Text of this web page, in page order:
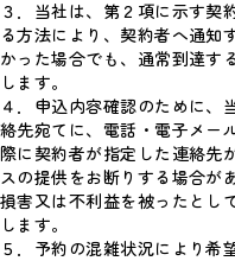
３．当社は、第２項に示す契
る方法により、契約者へ通知
かった場合でも、通常到達す
します。
４．申込内容確認のために、
絡先宛てに、電話・電子メー
際に契約者が指定した連絡先
スの提供をお断りする場合が
損害又は不利益を被ったとし
します。
５．予約の混雑状況により希